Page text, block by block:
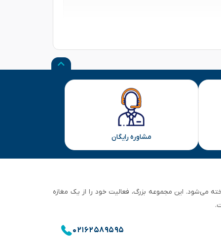
مشاوره رایگان
تهران شناخته می‌شود. این مجموعه بزرگ، فعالیت خود را از یک مغازه
۰۲۱۶۲۵۸۹۵۹۵